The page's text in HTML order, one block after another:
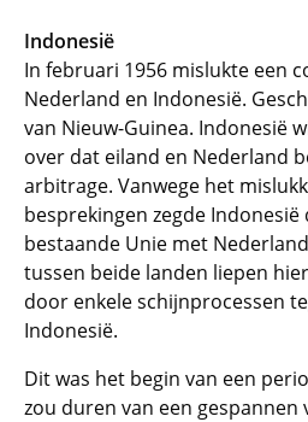
Indonesië
In februari 1956 mislukte een
Nederland en Indonesië.
van Nieuw-Guinea. Indonesië
over dat eiland en Nederland
arbitrage. Vanwege het
besprekingen zegde Indonesië
bestaande Unie met
tussen beide landen liepen
door enkele schijnprocessen
Indonesië.
Dit was het begin van een
zou duren van een